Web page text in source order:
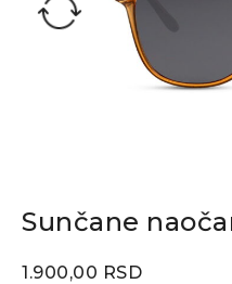
Sunčane
1.900,00 RSD